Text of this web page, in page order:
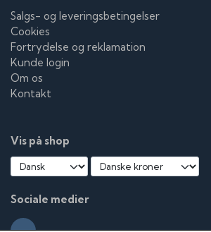
Salgs- og leveringsbetingelser
Cookies
Fortrydelse og reklamation
Kunde login
Om os
Kontakt
Vis på shop
Sociale medier